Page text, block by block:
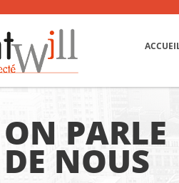
ON PARLE
DE NOUS